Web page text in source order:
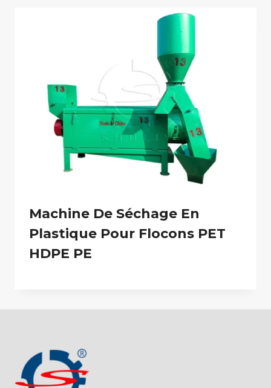
Machine De Séchage En
Plastique Pour Flocons PET
HDPE PE